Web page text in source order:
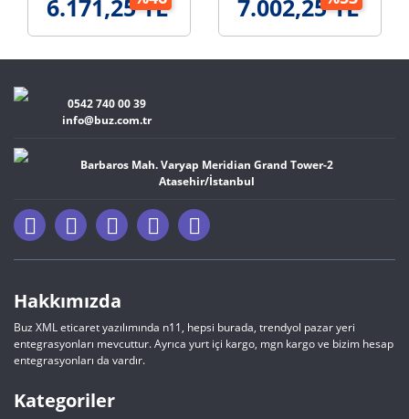
İşlemci Sıvı
6.171,25 TL
AMD Uyumlu
7.002,25 TL
0542 740 00 39
info@buz.com.tr
Barbaros Mah. Varyap Meridian Grand Tower-2
Atasehir/İstanbul
Hakkımızda
Buz XML eticaret yazılımında n11, hepsi burada, trendyol pazar yeri
entegrasyonları mevcuttur. Ayrıca yurt içi kargo, mgn kargo ve bizim hesap
entegrasyonları da vardır.
Kategoriler